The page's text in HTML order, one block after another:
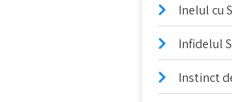
Inelul cu
Infidelul
Instinct